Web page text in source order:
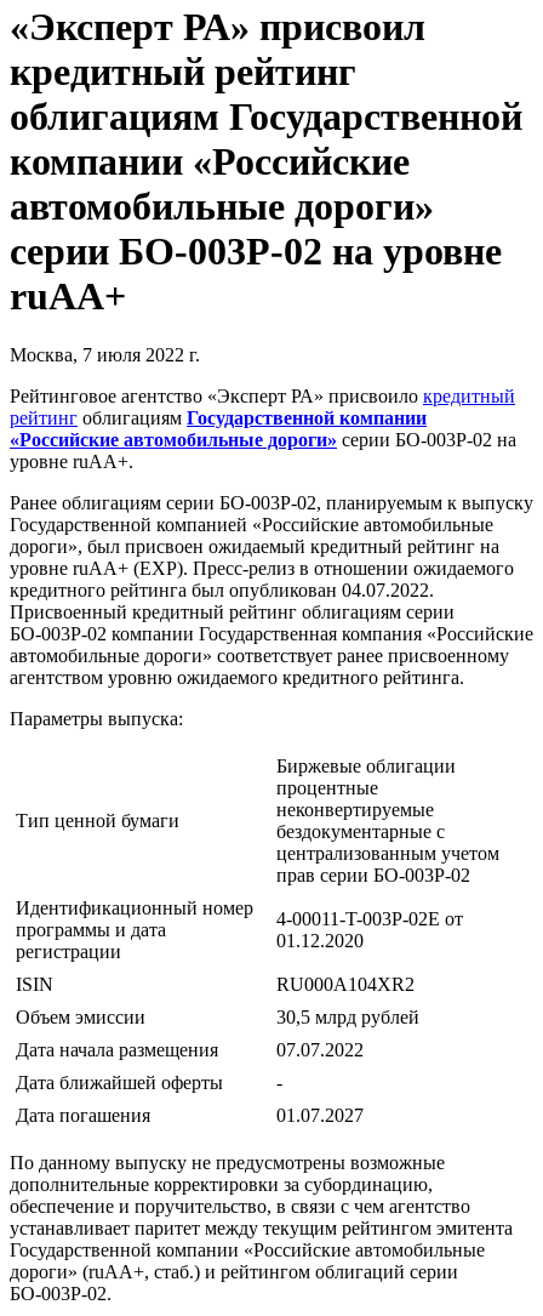
«Эксперт РА» присвоил
кредитный рейтинг
облигациям Государственной
компании «Российские
автомобильные дороги»
серии БО-003P-02 на уровне
ruAA+
Москва, 7 июля 2022 г.
Рейтинговое агентство «Эксперт РА» присвоило кредитный
рейтинг облигациям Государственной компании
«Российские автомобильные дороги» серии БО-003P-02 на
уровне ruAA+.
Ранее облигациям серии БО-003P-02, планируемым к выпуску
Государственной компанией «Российские автомобильные
дороги», был присвоен ожидаемый кредитный рейтинг на
уровне ruАA+ (EXP). Пресс-релиз в отношении ожидаемого
кредитного рейтинга был опубликован 04.07.2022.
Присвоенный кредитный рейтинг облигациям серии
БО-003P-02 компании Государственная компания «Российские
автомобильные дороги» соответствует ранее присвоенному
агентством уровню ожидаемого кредитного рейтинга.
Параметры выпуска:
Тип ценной бумаги
Биржевые облигации
процентные
неконвертируемые
бездокументарные с
централизованным учетом
прав серии БО-003P-02
Идентификационный номер
программы и дата
регистрации
4-00011-T-003P-02E от
01.12.2020
ISIN
RU000A104XR2
Объем эмиссии
30,5 млрд рублей
Дата начала размещения
07.07.2022
Дата ближайшей оферты
-
Дата погашения
01.07.2027
По данному выпуску не предусмотрены возможные
дополнительные корректировки за субординацию,
обеспечение и поручительство, в связи с чем агентство
устанавливает паритет между текущим рейтингом эмитента
Государственной компании «Российские автомобильные
дороги» (ruAA+, стаб.) и рейтингом облигаций серии
БО-003P-02.